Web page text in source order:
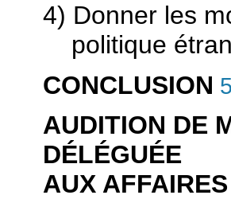
4) Donner les
politique
CONCLUSION
AUDITION DE
DÉLÉGUÉE
AUX